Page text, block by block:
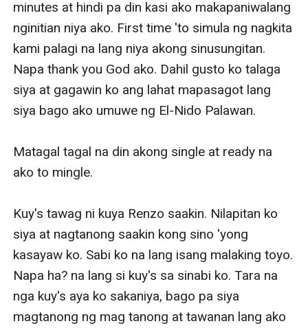
minutes at hindi pa din kasi ako makapaniwalang
nginitian niya ako. First time 'to simula ng nagkita
kami palagi na lang niya akong sinusungitan.
Napa thank you God ako. Dahil gusto ko talaga
siya at gagawin ko ang lahat mapasagot lang
siya bago ako umuwe ng El-Nido Palawan.
Matagal tagal na din akong single at ready na
ako to mingle.
Kuy's tawag ni kuya Renzo saakin. Nilapitan ko
siya at nagtanong saakin kong sino 'yong
kasayaw ko. Sabi ko na lang isang malaking toyo.
Napa ha? na lang si kuy's sa sinabi ko. Tara na
nga kuy's aya ko sakaniya, bago pa siya
magtanong ng mag tanong at tawanan lang ako